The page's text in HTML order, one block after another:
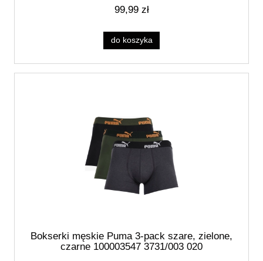
99,99 zł
do koszyka
Bokserki męskie Puma 3-pack szare, zielone,
czarne 100003547 3731/003 020